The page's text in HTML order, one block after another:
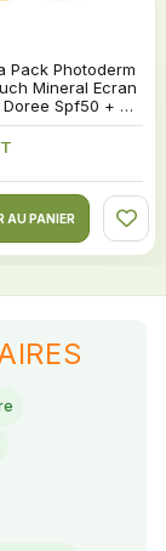
Pack Photoderm
Mineral Ecran
Doree Spf50 +
Eau Micellaire
Offerte
AU PANIER